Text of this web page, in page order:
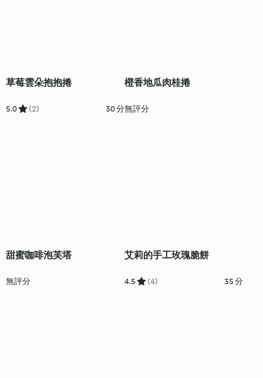
草莓雲朵抱抱捲
5.0 (2) 30 分
橙香地瓜肉桂捲
無評分
甜蜜咖啡泡芙塔
無評分
艾莉的手工玫瑰脆餅
4.5 (4) 35 分